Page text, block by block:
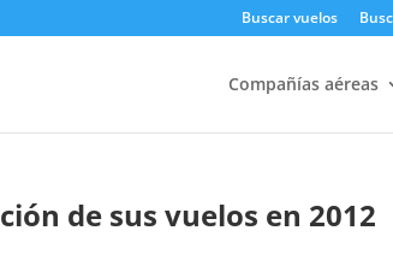
Buscar vuelos
Compañías aéreas
de sus vuelos en 2012